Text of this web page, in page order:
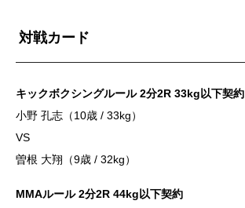
対戦カード
キックボクシングルール 2分2R 33kg以下契約
小野 孔志（10歳 / 33kg）
VS
曽根 大翔（9歳 / 32kg）
MMAルール 2分2R 44kg以下契約